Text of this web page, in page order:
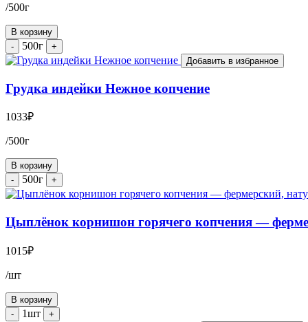
/500г
В корзину
-
500г
+
Добавить в избранное
Грудка индейки Нежное копчение
1033₽
/500г
В корзину
-
500г
+
Цыплёнок корнишон горячего копчения —
1015₽
/шт
В корзину
-
1шт
+